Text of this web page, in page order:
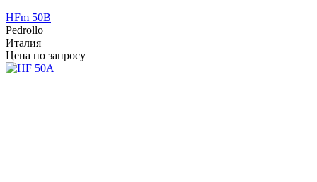
HFm 50B
Pedrollo
Италия
Цена по запросу